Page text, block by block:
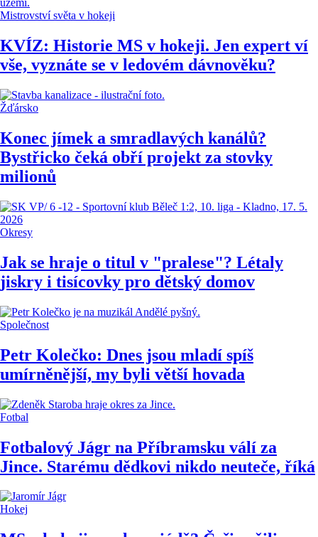
Mistrovství světa v hokeji
KVÍZ: Historie MS v hokeji. Jen expert ví
vše, vyznáte se v ledovém dávnověku?
Žďársko
Konec jímek a smradlavých kanálů?
Bystřicko čeká obří projekt za stovky
milionů
Okresy
Jak se hraje o titul v "pralese"? Létaly
jiskry i tisícovky pro dětský domov
Společnost
Petr Kolečko: Dnes jsou mladí spíš
umírněnější, my byli větší hovada
Fotbal
Fotbalový Jágr na Příbramsku válí za
Jince. Starému dědkovi nikdo neuteče, říká
Hokej